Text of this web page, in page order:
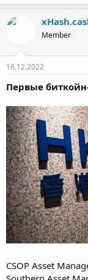
Member
16.12.2022
Первые
CSOP Asset